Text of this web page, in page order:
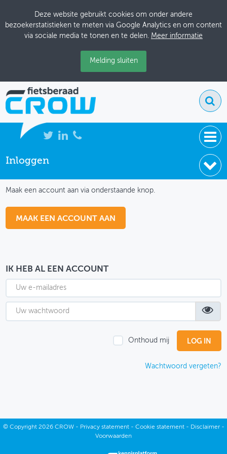
Deze website gebruikt cookies om onder andere
bezoekerstatistieken te meten via Google Analytics en om content
via sociale media te tonen en te delen. Meer informatie
Melding sluiten
NIEUWS
THEMASITES
MIJN PROFIEL
GEBRUIKER
Inloggen
Maak een account aan via onderstaande knop.
MAAK EEN ACCOUNT AAN
IK HEB AL EEN ACCOUNT
Onthoud mij
Wachtwoord vergeten?
© Copyright2026 CROW - Privacy statement- Cookie statement- Disclaimer-
Voorwaarden